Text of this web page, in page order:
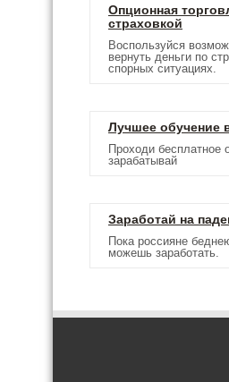
Опционная
страховкой
Воспользуйся
вернуть деньги по
спорных ситуациях.
Лучшее обучение
Проходи бесплатное
зарабатывай
Заработай на
Пока россияне
можешь заработать.